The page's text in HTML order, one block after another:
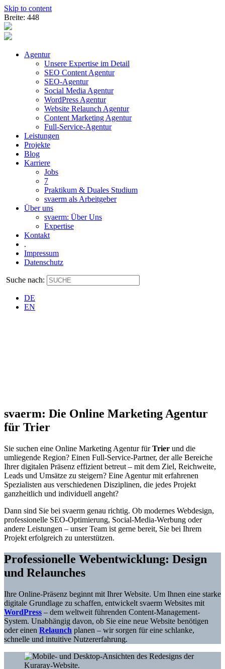
Skip to content
Breite: 448
Agentur
Unsere Expertise im Detail
SEO Content Agentur
SEO-Agentur
Social Media Agentur
WordPress Agentur
Website Relaunch Agentur
Content Marketing Agentur
Full-Service-Agentur
Leistungen
Projekte
Blog
Karriere
Jobs
7
Praktikum & Duales Studium
svaerm als Arbeitgeber
Über uns
svaerm: Über Uns
Expertise
Kontakt
.
Impressum
Datenschutz
Suche nach:
DE
EN
svaerm: Die Online Marketing Agentur
für Trier
Sie suchen eine Online Marketing Agentur fürTrier und die
umliegende Region? Einen Full-Service-Partner, der alle Bereiche
Ihrer digitalen Präsenz effizient betreut – mit dem Ziel, Reichweite,
Leads und Umsätze zu steigern? Eine Agentur mit erfahrenen
Spezialisten aus verschiedenen Disziplinen, die jedes Projekt
ganzheitlich und individuell angeht?
Dann sind Sie bei svaerm genau richtig. Ob modernes Webdesign,
professionelle SEO-Optimierung, Social-Media-Werbung oder
andere Leistungen – unser Team ist gerne bereit, Sie bei Ihrem
Projekt erfolgreich zu unterstützen.
Professionelle Webentwicklung: Design
und Relaunches
Ihre Online-Präsenz beginnt mit Ihrer Website. Um Ihnen eine starke
digitale Grundlage zu schaffen, entwickelt svaerm Websites mit
WordPress – dem weltweit führenden Content-Management-
System. Unabhängig davon, ob Sie eine neue Website benötigen
oder einen Relaunch planen – wir sorgen für eine schlanke,
schnelle und intuitive Nutzererfahrung.